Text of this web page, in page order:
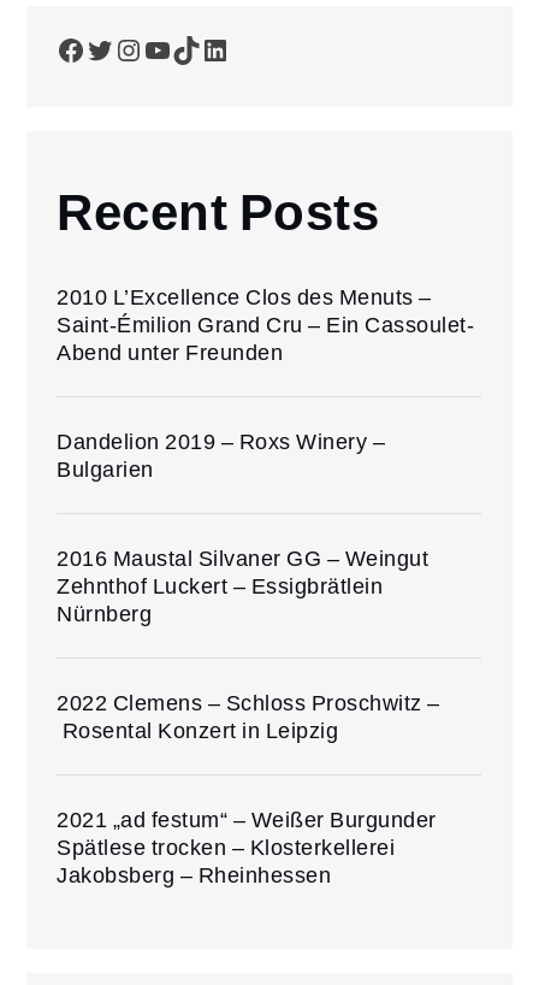
Facebook
Twitter
Instagram
YouTube
TikTokLinkedIn
Recent Posts
2010 L’Excellence Clos des Menuts –
Saint-Émilion Grand Cru – Ein Cassoulet-
Abend unter Freunden
Dandelion 2019 – Roxs Winery –
Bulgarien
2016 Maustal Silvaner GG – Weingut
Zehnthof Luckert – Essigbrätlein
Nürnberg
2022 Clemens – Schloss Proschwitz –
Rosental Konzert in Leipzig
2021 „ad festum“ – Weißer Burgunder
Spätlese trocken – Klosterkellerei
Jakobsberg – Rheinhessen